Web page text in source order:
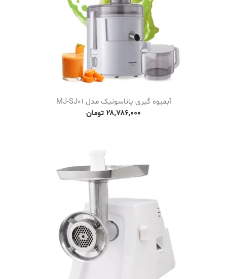
آبمیوه گیری پاناسونیک مدل MJ-SJ01
۲۸٬۷۸۶٬۰۰۰ تومان